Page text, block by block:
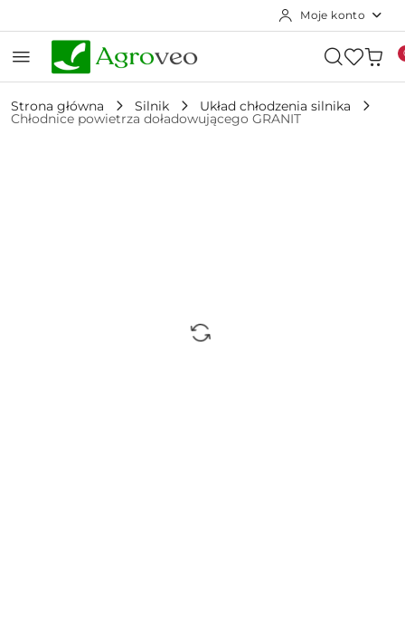
Moje konto
Strona główna Silnik Układ chłodzenia silnika
Chłodnice powietrza doładowującego GRANIT